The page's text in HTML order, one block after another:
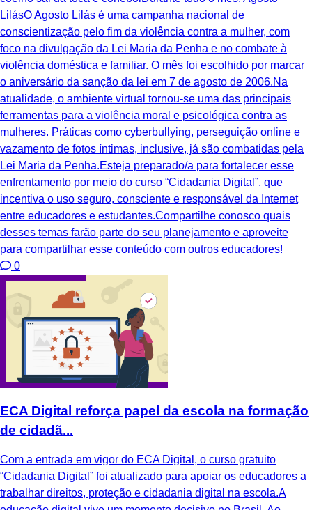
LilásO Agosto Lilás é uma campanha nacional de
conscientização pelo fim da violência contra a mulher, com
foco na divulgação da Lei Maria da Penha e no combate à
violência doméstica e familiar. O mês foi escolhido por marcar
o aniversário da sanção da lei em 7 de agosto de 2006.Na
atualidade, o ambiente virtual tornou-se uma das principais
ferramentas para a violência moral e psicológica contra as
mulheres. Práticas como cyberbullying, perseguição online e
vazamento de fotos íntimas, inclusive, já são combatidas pela
Lei Maria da Penha.Esteja preparado/a para fortalecer esse
enfrentamento por meio do curso “Cidadania Digital”, que
incentiva o uso seguro, consciente e responsável da Internet
entre educadores e estudantes.Compartilhe conosco quais
desses temas farão parte do seu planejamento e aproveite
para compartilhar esse conteúdo com outros educadores!
0
ECA Digital reforça papel da escola na formação
de cidadã...
Com a entrada em vigor do ECA Digital, o curso gratuito
“Cidadania Digital” foi atualizado para apoiar os educadores a
trabalhar direitos, proteção e cidadania digital na escola.A